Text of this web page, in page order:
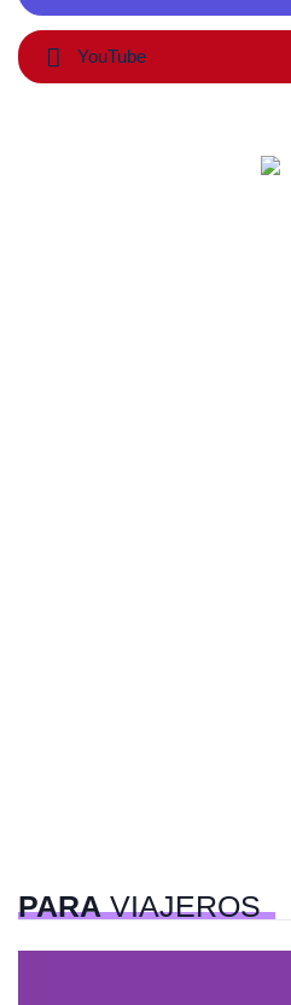
YouTube
PARAVIAJEROS